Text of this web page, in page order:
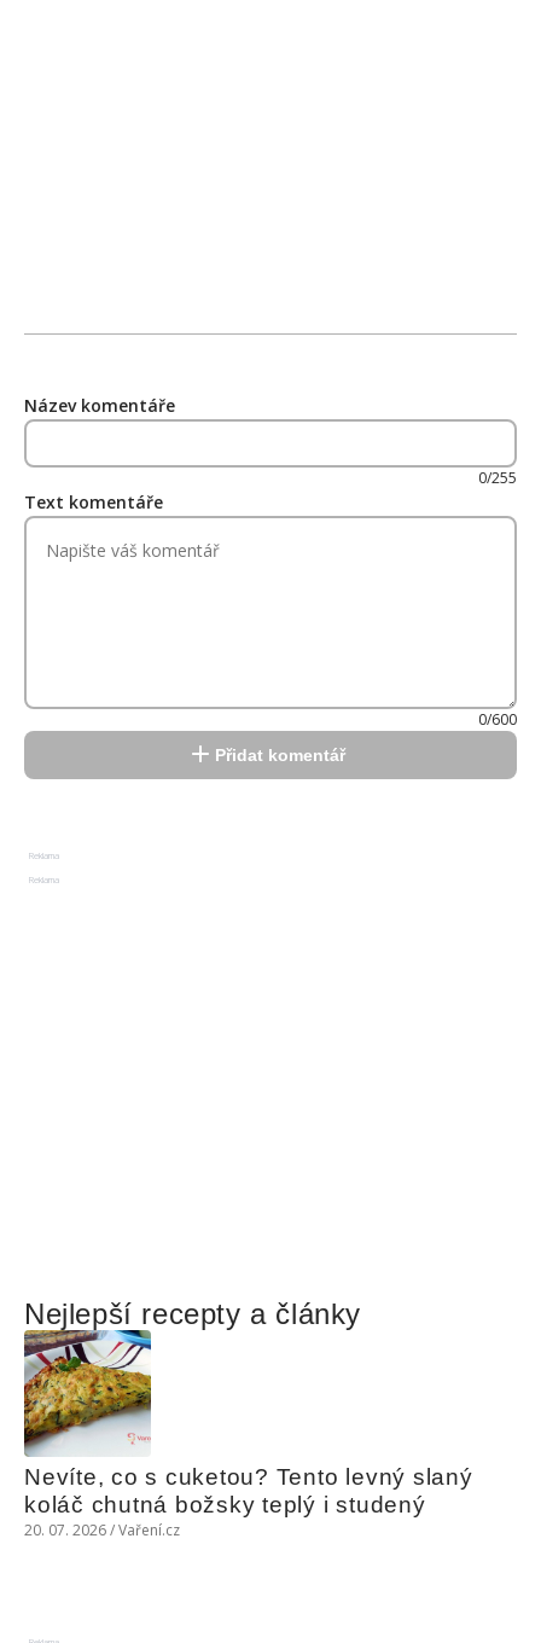
Název komentáře
0/255
Text komentáře
0/600
Přidat komentář
Reklama
Reklama
Nejlepší recepty a články
Nevíte, co s cuketou? Tento levný slaný
koláč chutná božsky teplý i studený
20. 07. 2026 / Vaření.cz